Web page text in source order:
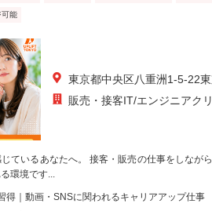
可能
東京都中央区八重洲1-5-22
販売・接客IT/エンジニアク
じているあなたへ。 接客・販売の仕事をしな
環境です...
得｜動画・SNSに関われるキャリアアップ仕事